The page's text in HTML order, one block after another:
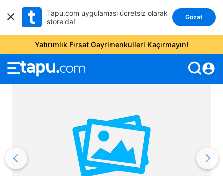
Tapu.com uygulaması ücretsiz olarak
store'da!
Gözat
Yatırımlık Fırsat Gayrimenkulleri Kaçırmayın!
account_circle